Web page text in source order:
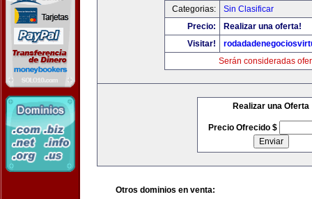
Categorias:
Sin Clasificar
Precio:
Realizar una oferta!
Visitar!
Serán consideradas
Realizar una Oferta
Precio Ofrecido $
Otros dominios en venta: